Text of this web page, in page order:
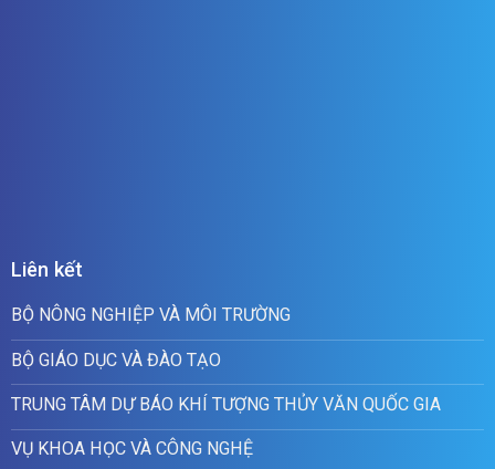
Liên kết
BỘ NÔNG NGHIỆP VÀ MÔI TRƯỜNG
BỘ GIÁO DỤC VÀ ĐÀO TẠO
TRUNG TÂM DỰ BÁO KHÍ TƯỢNG THỦY VĂN QUỐC GIA
VỤ KHOA HỌC VÀ CÔNG NGHỆ